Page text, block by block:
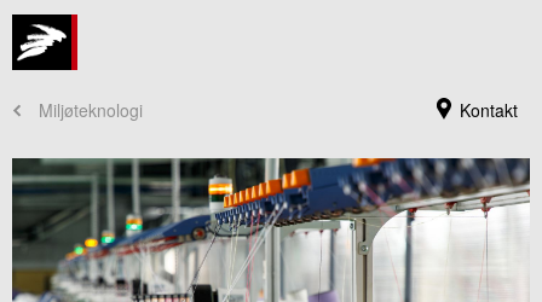
Kontakt
Miljøteknologi